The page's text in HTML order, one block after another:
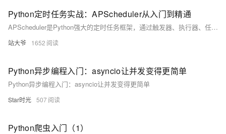
Python定时任务实战：APScheduler从入门到精通
APScheduler是Python强大的定时任务框架，通过触发器、执行器、任务存储和调度器四大组件，灵活实现各类周期性任务。支持内存、数据库、Redis等持久化存储，适用于Web集成、数据抓取、邮件发送等场景，解决传统sleep循环的诸多缺陷，助力构建稳定可靠的自动化系统。（238字）
站大爷 1652
Python异步编程入门：asyncio让并发变得更简单
Python异步编程入门：asyncio让并发变得更简单
Star时光 507
Python爬虫入门（1）